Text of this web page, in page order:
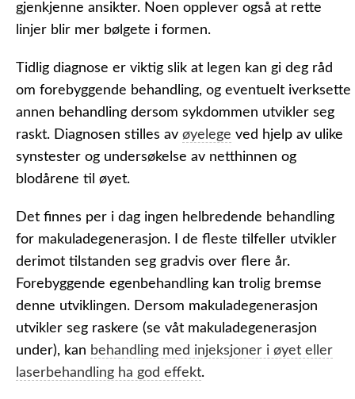
gjenkjenne ansikter. Noen opplever også at rette
linjer blir mer bølgete i formen.
Tidlig diagnose er viktig slik at legen kan gi deg råd
om forebyggende behandling, og eventuelt iverksette
annen behandling dersom sykdommen utvikler seg
raskt. Diagnosen stilles av øyelege ved hjelp av ulike
synstester og undersøkelse av netthinnen og
blodårene til øyet.
Det finnes per i dag ingen helbredende behandling
for makuladegenerasjon. I de fleste tilfeller utvikler
derimot tilstanden seg gradvis over flere år.
Forebyggende egenbehandling kan trolig bremse
denne utviklingen. Dersom makuladegenerasjon
utvikler seg raskere (se våt makuladegenerasjon
under), kan behandling med injeksjoner i øyet eller
laserbehandling ha god effekt.